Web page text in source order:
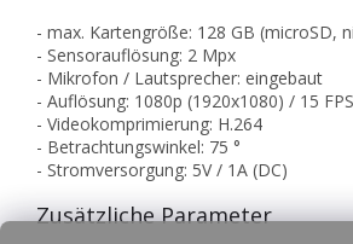
- max. Kartengröße: 128 GB (microSD,
- Sensorauflösung: 2 Mpx
- Mikrofon / Lautsprecher: eingebaut
- Auflösung: 1080p (1920x1080) / 15 FPS
- Videokomprimierung: H.264
- Betrachtungswinkel: 75 °
- Stromversorgung: 5V / 1A (DC)
Zusätzliche Parameter